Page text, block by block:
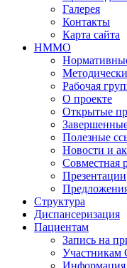
Галерея
Контакты
Карта сайта
НММО
Рабочая
О проекте
Открытые
Полезные
Новости и
Совместная
Презентации
Структура
Диспансеризация
Пациентам
Запись на
Участникам
Информация